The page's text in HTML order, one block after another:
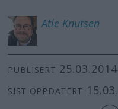
Atle Knutsen
PUBLISERT
SIST OPPDATERT